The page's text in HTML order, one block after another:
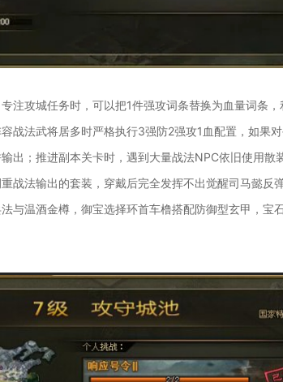
注攻城任务时，可以把1件强攻词条替换为血量词条
战法武将居多时严格执行3强防2强攻1血配置，如果
出；推进副本关卡时，遇到大量战法NPC依旧使用散
战法输出的套装，穿戴后完全发挥不出觉醒司马懿反
与温酒金樽，御宝选择环首车橹搭配防御型玄甲，宝